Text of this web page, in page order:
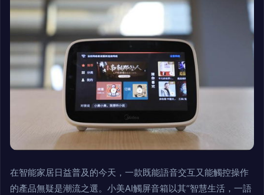
在智能家居日益普及的今天，一款既能語音交互又能觸控操作
的產品無疑是潮流之選。小美AI觸屏音箱以其“智慧生活，一語